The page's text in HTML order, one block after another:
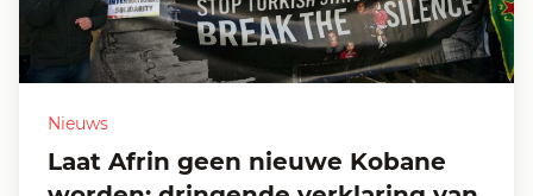
Nieuws
Laat Afrin geen nieuwe Kobane